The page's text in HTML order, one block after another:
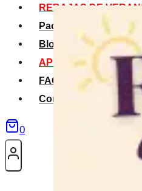
REBAJAS DE
Packs Verano
Blog
APP La Tribu
FAQS
Contacto
0